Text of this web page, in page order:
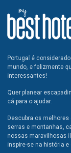
Portugal é
mundo, e felizmente
interessantes!
Quer planear
cá para o ajudar.
Descubra os
serras e montanhas,
nossas maravilhosas
inspire-se na história